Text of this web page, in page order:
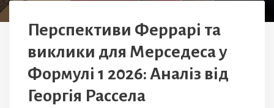
Перспективи Феррарі та
виклики для Мерседеса у
Формулі 1 2026: Аналіз від
Георгія Рассела